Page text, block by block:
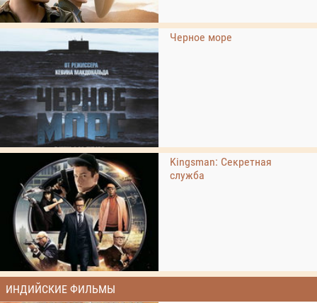
Черное море
Kingsman: Секретная
служба
ИНДИЙСКИЕ ФИЛЬМЫ